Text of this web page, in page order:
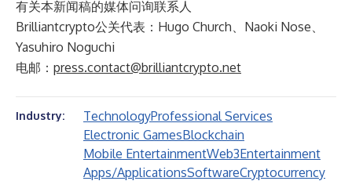
有关本新闻稿的媒体问询联系人
Brilliantcrypto公关代表：Hugo Church、Naoki Nose、
Yasuhiro Noguchi
电邮： press.contact@brilliantcrypto.net
Industry: TechnologyProfessional Services
Electronic GamesBlockchain
Mobile EntertainmentWeb3Entertainment
Apps/ApplicationsSoftwareCryptocurrency